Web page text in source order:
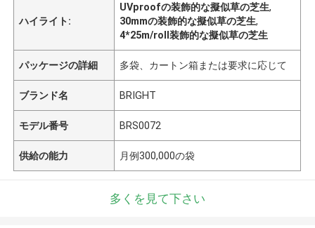
ハイライト:
UVproofの装飾的な擬似草の芝生,
30mmの装飾的な擬似草の芝生,
4*25m/roll装飾的な擬似草の芝生
パッケージの詳細 多袋、カートン箱または要求に応じて
ブランド名 BRIGHT
モデル番号 BRS0072
供給の能力 月例300,000の袋
多くを見て下さい